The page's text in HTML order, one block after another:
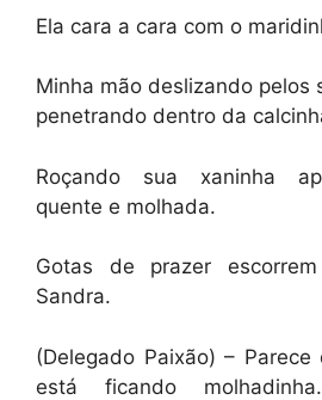
Ela cara a cara com o
Minha mão deslizando pelos
penetrando dentro da
Roçando sua xaninha
quente e molhada.
Gotas de prazer
Sandra.
(Delegado Paixão) –
está ficando